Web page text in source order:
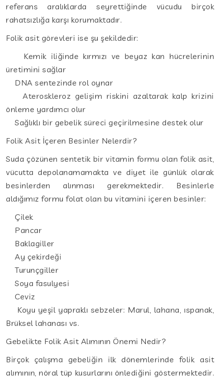
referans aralıklarda seyrettiğinde vücudu birçok
rahatsızlığa karşı korumaktadır.
Folik asit görevleri ise şu şekildedir:
Kemik iliğinde kırmızı ve beyaz kan hücrelerinin
üretimini sağlar
DNA sentezinde rol oynar
Ateroskleroz gelişim riskini azaltarak kalp krizini
önleme yardımcı olur
Sağlıklı bir gebelik süreci geçirilmesine destek olur
Folik Asit İçeren Besinler Nelerdir?
Suda çözünen sentetik bir vitamin formu olan folik asit,
vücutta depolanamamakta ve diyet ile günlük olarak
besinlerden alınması gerekmektedir. Besinlerle
aldığımız formu folat olan bu vitamini içeren besinler:
Çilek
Pancar
Baklagiller
Ay çekirdeği
Turunçgiller
Soya fasulyesi
Ceviz
Koyu yeşil yapraklı sebzeler: Marul, lahana, ıspanak,
Brüksel lahanası vs.
Gebelikte Folik Asit Alımının Önemi Nedir?
Birçok çalışma gebeliğin ilk dönemlerinde folik asit
alımının, nöral tüp kusurlarını önlediğini göstermektedir.